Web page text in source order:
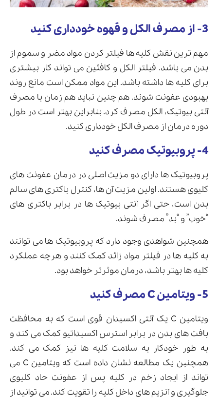
3- از مصرف الکل و قهوه خودداری کنید
مهم ترین نقش کلیه ها فیلتر کردن مواد مضر و سموم از
بدن می باشد. فیلتر الکل و کافئین می تواند کار بیشتری
برای کلیه ها داشته باشد. این مواد ممکن است مانع روند
بهبودی عفونت شوند. هم چنین نباید هم زمان با مصرف
آنتی بیوتیک، الکل مصرف کرد. بنابراین بهتر است در طول
دوره درمان از مصرف الکل خودداری کنید.
4- پروبیوتیک مصرف کنید
پروبیوتیک ها دارای دو مزیت اصلی در درمان عفونت های
کلیوی هستند. اولین مزیت آن ها، کنترل باکتری های سالم
بدن است، حتی اگر آنتی بیوتیک ها در برابر باکتری های
“خوب” و “بد” مصرف شوند.
همچنین شواهدی وجود دارد که پروبیوتیک ها می توانند
به کلیه ها در فیلتر مواد زائد کمک کنند و هرچه عملکرد
کلیه ها بهتر باشد، درمان موثرتر خواهد بود.
5- ویتامین C مصرف کنید
ویتامین C یک آنتی اکسیدان قوی است که به محافظت
بافت های بدن در برابر استرس اکسیداتیو کمک می کند و
به طور خودکار به سلامت کلیه ها نیز کمک می کند.
همچنین یک مطالعه نشان داده است که ویتامین C می
تواند از ایجاد زخم در کلیه پس از عفونت حاد کلیوی
جلوگیری و آنزیم های داخل کلیه را تقویت کند. می توانید از